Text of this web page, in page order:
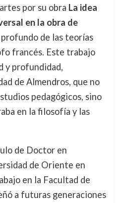
por su obra La idea
en la obra de
profundo de las teorías
francés. Este trabajo
y profundidad,
de Almendros, que no
pedagógicos, sino
en la filosofía y las
de Doctor en
de Oriente en
en la Facultad de
a futuras generaciones